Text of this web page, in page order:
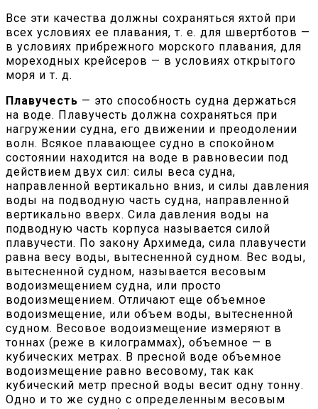
Все эти качества должны сохраняться яхтой при
всех условиях ее плавания, т. е. для швертботов —
в условиях прибрежного морского плавания, для
мореходных крейсеров — в условиях открытого
моря и т. д.
Плавучесть — это способность судна держаться
на воде. Плавучесть должна сохраняться при
нагружении судна, его движении и преодолении
волн. Всякое плавающее судно в спокойном
состоянии находится на воде в равновесии под
действием двух сил: силы веса судна,
направленной вертикально вниз, и силы давления
воды на подводную часть судна, направленной
вертикально вверх. Сила давления воды на
подводную часть корпуса называется силой
плавучести. По закону Архимеда, сила плавучести
равна весу воды, вытесненной судном. Вес воды,
вытесненной судном, называется весовым
водоизмещением судна, или просто
водоизмещением. Отличают еще объемное
водоизмещение, или объем воды, вытесненной
судном. Весовое водоизмещение измеряют в
тоннах (реже в килограммах), объемное — в
кубических метрах. В пресной воде объемное
водоизмещение равно весовому, так как
кубический метр пресной воды весит одну тонну.
Одно и то же судно с определенным весовым